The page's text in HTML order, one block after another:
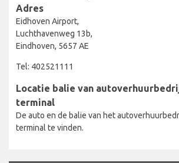
Adres
Eidhoven Airport,
Luchthavenweg 13b,
Eindhoven, 5657 AE
Tel: 402521111
Locatie balie van
terminal
De auto en de balie van het
terminal te vinden.